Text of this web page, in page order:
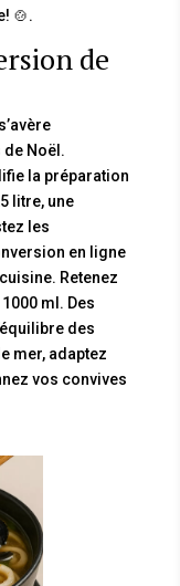
🍲.
de
Noël.
la préparation
litre, une
les
en ligne
Retenez
ml. Des
des
mer, adaptez
vos convives